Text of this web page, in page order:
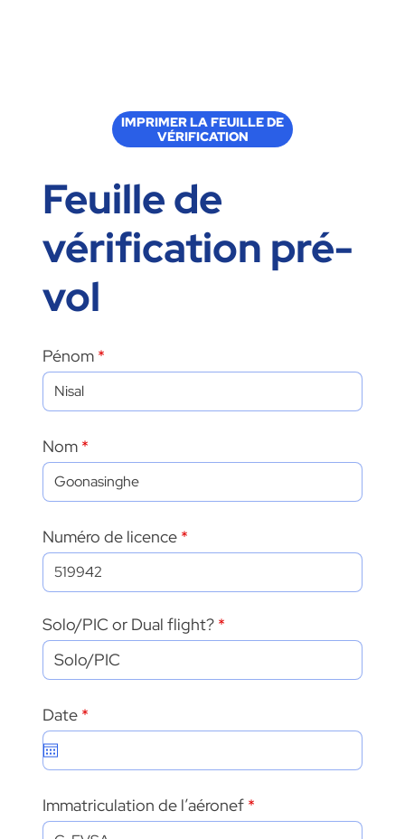
Pénom
Nom
Numéro de licence
Date *
e
e
d
IMPRIMER LA FEUILLE DE
VÉRIFICATION
Feuille de
vérification pré-
vol
Solo/PIC or Dual flight?
Immatriculation de l’aéronef